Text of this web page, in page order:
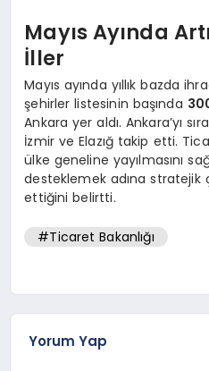
Mayıs Ayında
İller
Mayıs ayında yıllık bazda
şehirler listesinin başında
Ankara yer aldı. Ankara’yı
İzmir ve Elazığ takip etti.
ülke geneline yayılmasını
desteklemek adına stratejik
ettiğini belirtti.
#Ticaret Bakanlığı
Yorum Yap